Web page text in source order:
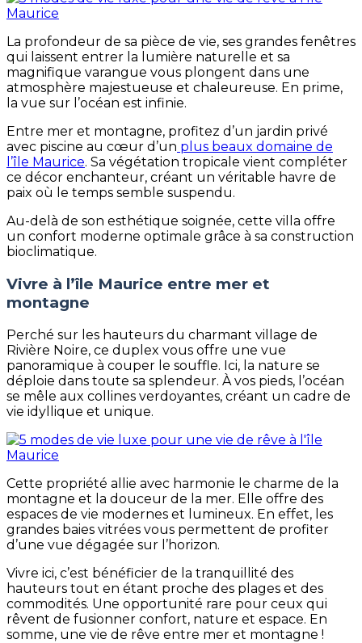
La profondeur de sa pièce de vie, ses grandes fenêtres
qui laissent entrer la lumière naturelle et sa
magnifique varangue vous plongent dans une
atmosphère majestueuse et chaleureuse. En prime,
la vue sur l’océan est infinie.
Entre mer et montagne, profitez d’un jardin privé
avec piscine au cœur d’un plus beaux domaine de
l’île Maurice. Sa végétation tropicale vient compléter
ce décor enchanteur, créant un véritable havre de
paix où le temps semble suspendu.
Au-delà de son esthétique soignée, cette villa offre
un confort moderne optimale grâce à sa construction
bioclimatique.
Vivre à l’île Maurice entre mer et
montagne
Perché sur les hauteurs du charmant village de
Rivière Noire, ce duplex vous offre une vue
panoramique à couper le souffle. Ici, la nature se
déploie dans toute sa splendeur. À vos pieds, l’océan
se mêle aux collines verdoyantes, créant un cadre de
vie idyllique et unique.
Cette propriété allie avec harmonie le charme de la
montagne et la douceur de la mer. Elle offre des
espaces de vie modernes et lumineux. En effet, les
grandes baies vitrées vous permettent de profiter
d’une vue dégagée sur l’horizon.
Vivre ici, c’est bénéficier de la tranquillité des
hauteurs tout en étant proche des plages et des
commodités. Une opportunité rare pour ceux qui
rêvent de fusionner confort, nature et espace. En
somme, une vie de rêve entre mer et montagne !